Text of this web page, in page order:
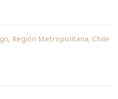
Región Metropolitana, Chile